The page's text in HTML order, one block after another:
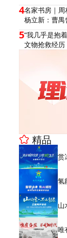
4名家书房｜
杨立新：曹
5“我几乎是抱
文物抢救经历
精品
赏
氢
山
唯